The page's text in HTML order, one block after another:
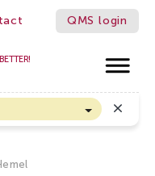
QMS login
en Tuinbouw